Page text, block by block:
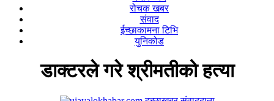
रोचक खबर
संवाद
ईच्छाकामना टिभि
युनिकोड
डाक्टरले गरे श्रीमतीको हत्या